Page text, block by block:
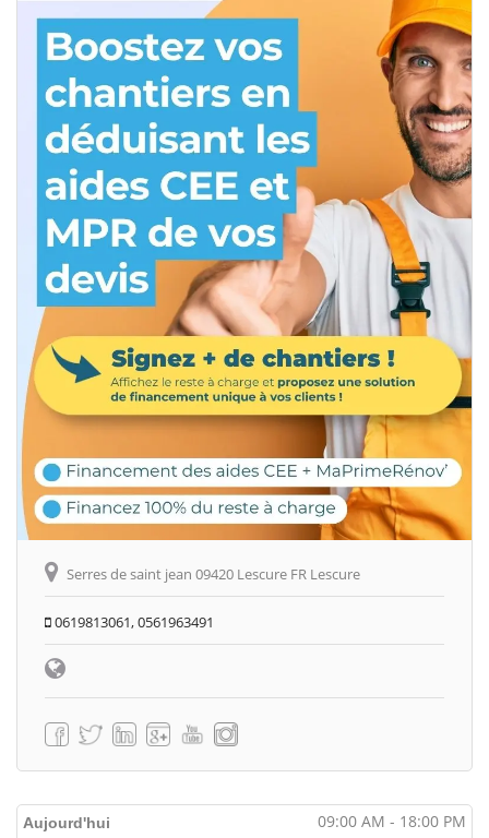
Serres de saint jean 09420 Lescure FR Lescure
0619813061, 0561963491
Aujourd'hui 09:00 AM - 18:00 PM